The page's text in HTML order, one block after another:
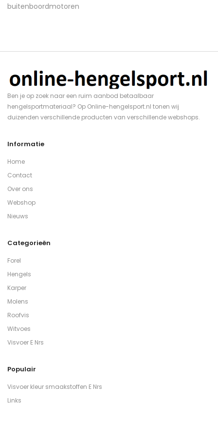
Ben je op zoek naar een ruim aanbod betaalbaar
hengelsportmateriaal? Op Online-hengelsport.nl tonen wij
duizenden verschillende producten van verschillende webshops.
Informatie
Home
Contact
Over ons
Webshop
Nieuws
Categorieën
Forel
Hengels
Karper
Molens
Roofvis
Witvoes
Visvoer E Nrs
Populair
Visvoer kleur smaakstoffen E Nrs
Links